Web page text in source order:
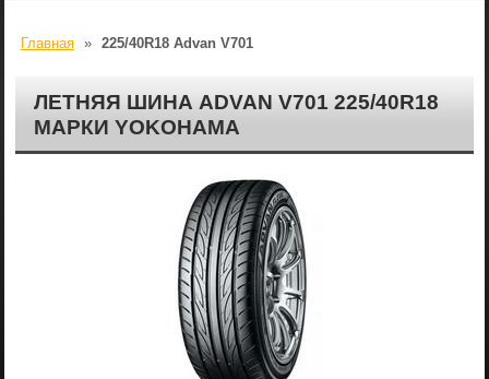
Главная » 225/40R18 Advan V701
ЛЕТНЯЯ ШИНА ADVAN V701 225/40R18
МАРКИ YOKOHAMA